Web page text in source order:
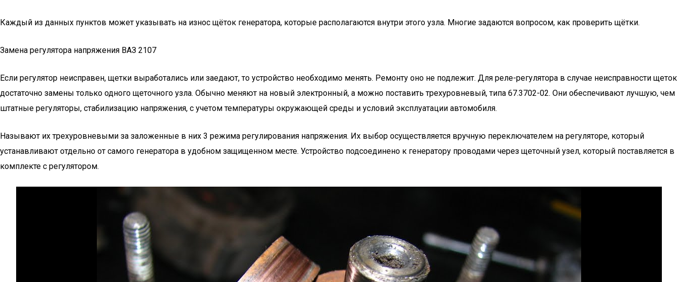
Каждый из данных пунктов может указывать на износ щёток генератора, которые располагаются внутри этого узла. Многие задаются вопросом, как проверить щётки.
Замена регулятора напряжения ВАЗ 2107
Если регулятор неисправен, щетки выработались или заедают, то устройство необходимо менять. Ремонту оно не подлежит. Для реле-регулятора в случае неисправности щеток
достаточно замены только одного щеточного узла. Обычно меняют на новый электронный, а можно поставить трехуровневый, типа 67.3702-02. Они обеспечивают лучшую, чем
штатные регуляторы, стабилизацию напряжения, с учетом температуры окружающей среды и условий эксплуатации автомобиля.
Называют их трехуровневыми за заложенные в них 3 режима регулирования напряжения. Их выбор осуществляется вручную переключателем на регуляторе, который
устанавливают отдельно от самого генератора в удобном защищенном месте. Устройство подсоединено к генератору проводами через щеточный узел, который поставляется в
комплекте с регулятором.